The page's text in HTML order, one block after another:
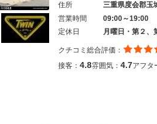
住所
三重県度会郡玉
営業時間
09:00～19:00
定休日
月曜日・第２、
クチコミ総合評価：
接客： 4.8雰囲気： 4.7アフタ